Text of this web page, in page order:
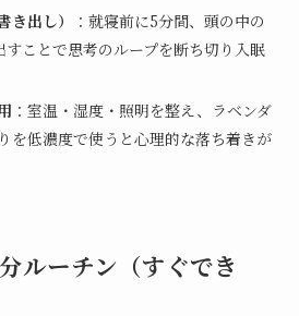
き出し）
：就寝前に5分間、頭の中の
ことで思考のループを断ち切り入眠
：室温・湿度・照明を整え、ラベンダ
を低濃度で使うと心理的な落ち着きが
ルーチン（すぐでき